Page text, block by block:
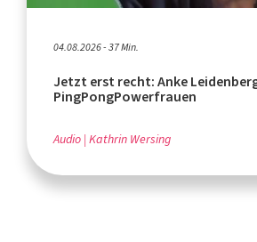
04.08.2026 - 37 Min.
Jetzt erst recht: Anke
PingPongPowerfrauen
Audio Kathrin Wersing